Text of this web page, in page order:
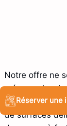
Notre offre ne
ménage
prestations
de surfaces
Réserver une